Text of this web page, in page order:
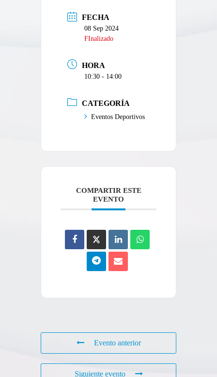
FECHA
08 Sep 2024
FInalizado
HORA
10:30 - 14:00
CATEGORÍA
Eventos Deportivos
COMPARTIR ESTE
EVENTO
Evento anterior
Siguiente evento